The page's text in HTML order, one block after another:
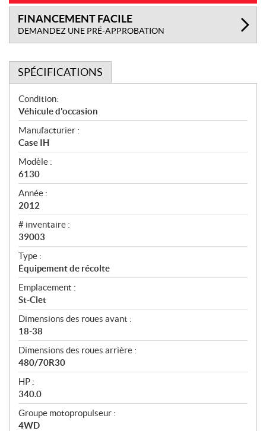
FINANCEMENT FACILE
DEMANDEZ UNE PRÉ-APPROBATION
SPÉCIFICATIONS
S
p
é
c
i
f
i
c
a
t
i
o
n
s
Condition:
Véhicule d'occasion
Manufacturier :
Case IH
Modèle :
6130
Année :
2012
# inventaire :
39003
Type :
Équipement de récolte
Emplacement :
St-Clet
Dimensions des roues avant :
18-38
Dimensions des roues arrière :
480/70R30
HP :
340.0
Groupe motopropulseur :
4WD